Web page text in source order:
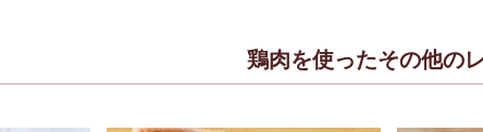
鶏肉を使ったその他の